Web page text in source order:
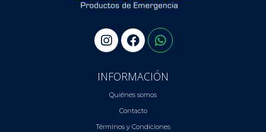
INFORMACIÓN
Quiénes somos
Contacto
Términos y Condiciones